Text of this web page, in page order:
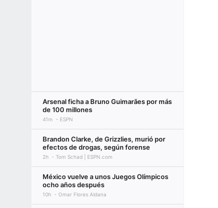
Arsenal ficha a Bruno Guimarães por más
de 100 millones
41m ESPN
Brandon Clarke, de Grizzlies, murió por
efectos de drogas, según forense
2h Tom Schad | ESPN.com
México vuelve a unos Juegos Olímpicos
ocho años después
10h Omar Flores Aldana